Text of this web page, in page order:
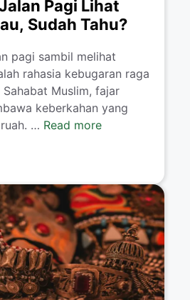
Pagi Lihat
Sudah Tahu?
pagi sambil melihat
rahasia kebugaran raga
Muslim, fajar
keberkahan yang
… Read more